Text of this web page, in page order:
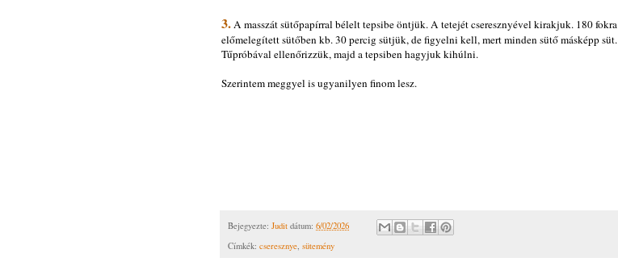
3.A masszát sütőpapírral bélelt tepsibe öntjük. A tetejét cseresznyével kirakjuk. 180 fokra
előmelegített sütőben kb. 30 percig sütjük, de figyelni kell, mert minden sütő másképp süt.
Tűpróbával ellenőrizzük, majd a tepsiben hagyjuk kihúlni.
Szerintem meggyel is ugyanilyen finom lesz.
Bejegyezte: Judit dátum: 6/02/2026
Címkék: cseresznye, sütemény